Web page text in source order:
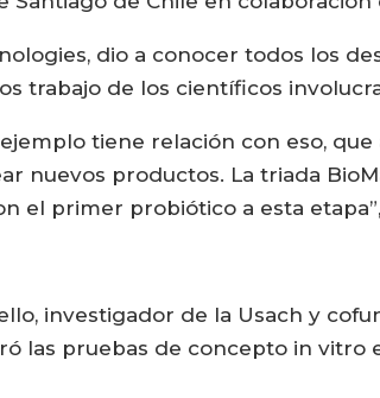
dio a conocer todos los
trabajo de los científicos
tiene relación con eso,
nuevos productos. La triada
el primer probiótico a esta
investigador de la Usach y
las pruebas de concepto in vitro